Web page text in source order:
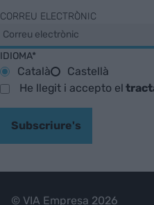
CORREU ELECTRÒNIC
IDIOMA*
Català
Castellà
He llegit i accepto el
Subscriure's
© VIA Empresa 2026